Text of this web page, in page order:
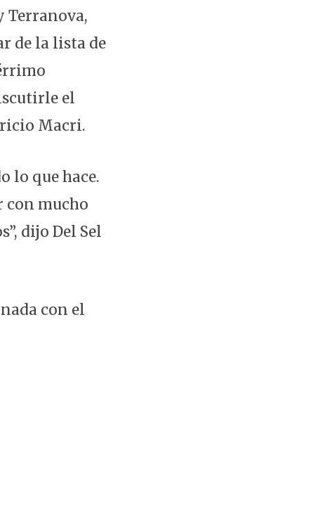
Terranova,
de la lista de
el
Macri.
lo que hace.
con mucho
dijo Del Sel
con el